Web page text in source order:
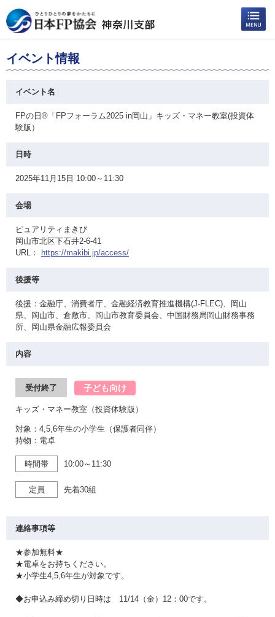
イベント情報
イベント名
FPの日®「FPフォーラム2025 in岡山」キッズ・マネー教室(投資体
験版）
日時
2025年11月15日 10:00～11:30
会場
ピュアリティまきび
岡山市北区下石井2-6-41
URL：
https://makibi.jp/access/
後援等
後援：金融庁、消費者庁、金融経済教育推進機構(J-FLEC)、岡山
県、岡山市、倉敷市、岡山市教育委員会、中国財務局岡山財務事務
所、岡山県金融広報委員会
内容
受付終了 子ども向け
キッズ・マネー教室（投資体験版）
対象：4,5,6年生の小学生（保護者同伴）
持物：電卓
時間帯 10:00～11:30
定員 先着30組
連絡事項等
★参加無料★
★電卓をお持ちください。
★小学生4,5,6年生が対象です。
◆お申込み締め切り日時は 11/14（金）12：00です。